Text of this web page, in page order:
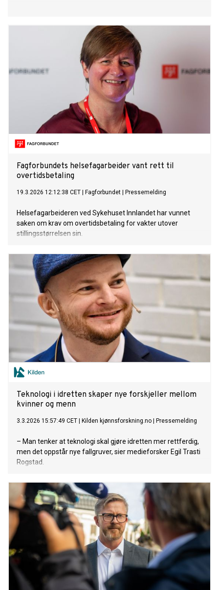
Fagforbundets helsefagarbeider vant rett til
overtidsbetaling
19.3.2026 12:12:38 CET Fagforbundet Pressemelding
Helsefagarbeideren ved Sykehuset Innlandet har vunnet
saken om krav om overtidsbetaling for vakter utover
stillingsstørrelsen sin.
Teknologi i idretten skaper nye forskjeller mellom
kvinner og menn
3.3.2026 15:57:49 CET Kilden kjønnsforskning.no Pressemelding
– Man tenker at teknologi skal gjøre idretten mer rettferdig,
men det oppstår nye fallgruver, sier medieforsker Egil Trasti
Rogstad.